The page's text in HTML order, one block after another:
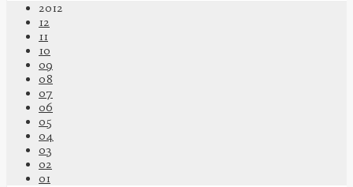
2012
12
11
10
09
08
07
06
05
04
03
02
01